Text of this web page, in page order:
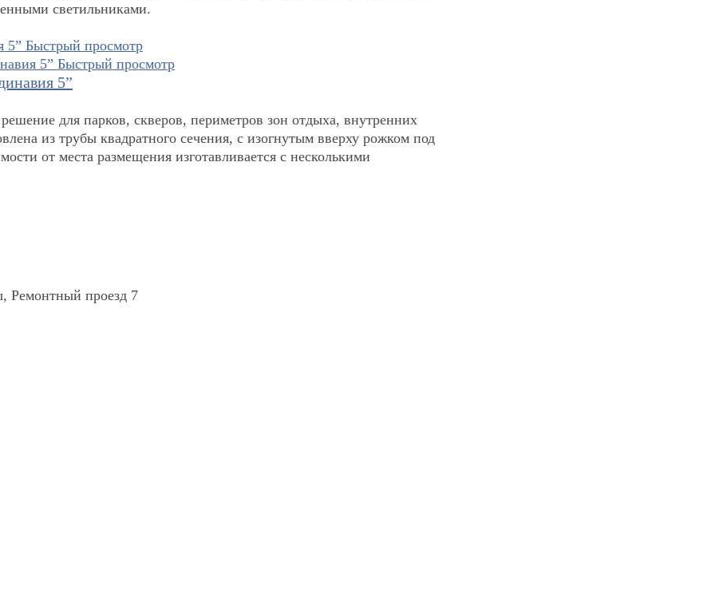
светильниками.
Быстрый просмотр
Быстрый просмотр
5”
для парков, скверов, периметров зон отдыха, внутренних
из трубы квадратного сечения, с изогнутым вверху рожком под
от места размещения изготавливается с несколькими
Ремонтный проезд 7